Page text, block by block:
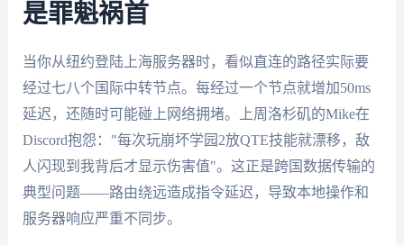
是罪魁祸首
当你从纽约登陆上海服务器时，看似直连的路径实际要
经过七八个国际中转节点。每经过一个节点就增加50ms
延迟，还随时可能碰上网络拥堵。上周洛杉矶的Mike在
Discord抱怨："每次玩崩坏学园2放QTE技能就漂移，敌
人闪现到我背后才显示伤害值"。这正是跨国数据传输的
典型问题——路由绕远造成指令延迟，导致本地操作和
服务器响应严重不同步。